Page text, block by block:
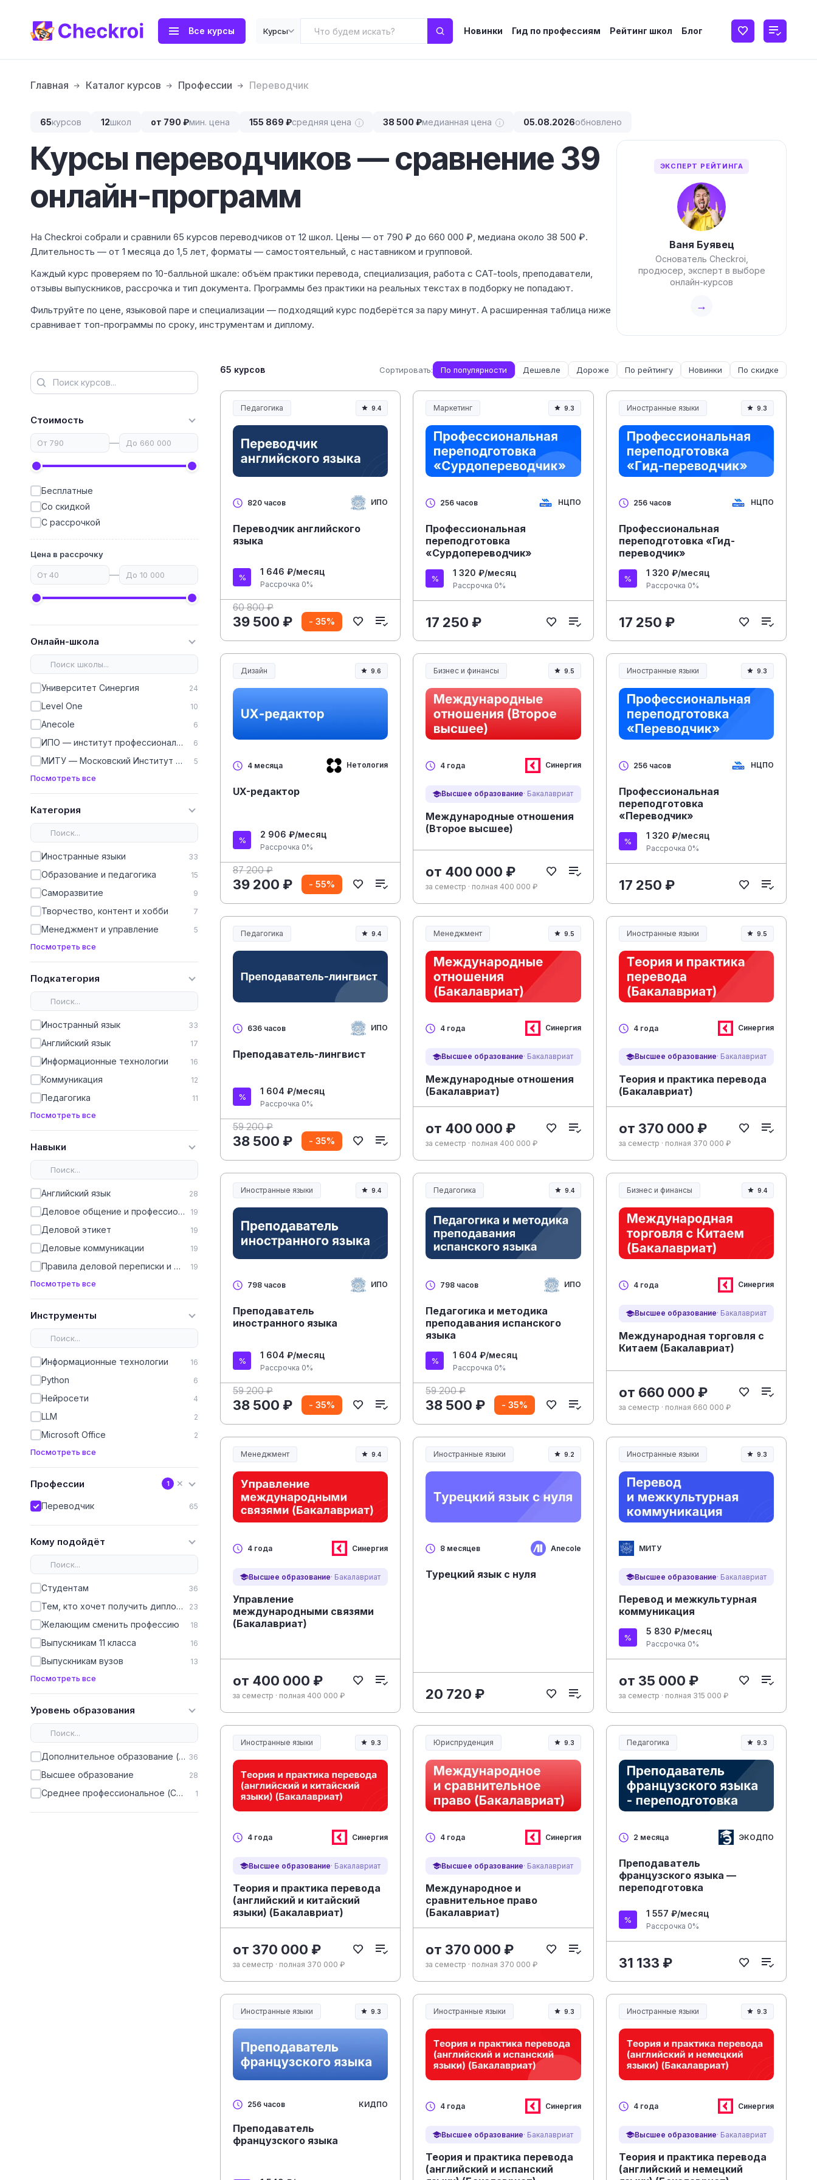
Все курсы Курсы Новинки Гид по профессиям Рейтинг школ Блог
Главная Каталог курсов Профессии Переводчик
65курсов 12школ от 790 ₽мин. цена 155 869 ₽средняя цена 38 500 ₽медианная цена 05.08.2026обновлено
Курсы переводчиков — сравнение 39
онлайн-программ
На Checkroi собрали и сравнили 65 курсов переводчиков от 12 школ. Цены — от 790 ₽ до 660 000 ₽, медиана около 38 500 ₽.
Длительность — от 1 месяца до 1,5 лет, форматы — самостоятельный, с наставником и групповой.
Каждый курс проверяем по 10-балльной шкале: объём практики перевода, специализация, работа с CAT-tools, преподаватели,
отзывы выпускников, рассрочка и тип документа. Программы без практики на реальных текстах в подборку не попадают.
Фильтруйте по цене, языковой паре и специализации — подходящий курс подберётся за пару минут. А расширенная таблица ниже
сравнивает топ-программы по сроку, инструментам и диплому.
ЭКСПЕРТ РЕЙТИНГА
Ваня Буявец
Основатель Checkroi,
продюсер, эксперт в выборе
онлайн-курсов
→
Стоимость
—
Бесплатные
Со скидкой
С рассрочкой
Цена в рассрочку
—
Онлайн-школа
Университет Синергия 24
Level One 10
Anecole 6
ИПО — институт профессионального образования 6
МИТУ — Московский Институт Технологий и Управления 5
Посмотреть все
Категория
Иностранные языки 33
Образование и педагогика 15
Саморазвитие 9
Творчество, контент и хобби 7
Менеджмент и управление 5
Посмотреть все
Подкатегория
Иностранный язык 33
Английский язык 17
Информационные технологии 16
Коммуникация 12
Педагогика 11
Посмотреть все
Навыки
Английский язык 28
Деловое общение и профессиональная этика 19
Деловой этикет 19
Деловые коммуникации 19
Правила деловой переписки и делового общения 19
Посмотреть все
Инструменты
Информационные технологии 16
Python 6
Нейросети 4
LLM 2
Microsoft Office 2
Посмотреть все
Профессии 1 ✕
Переводчик 65
Кому подойдёт
Студентам 36
Тем, кто хочет получить диплом, чтобы работать официально 23
Желающим сменить профессию 18
Выпускникам 11 класса 16
Выпускникам вузов 13
Посмотреть все
Уровень образования
Дополнительное образование (ДПО) 36
Высшее образование 28
Среднее профессиональное (СПО) 1
65 курсов Сортировать: По популярности Дешевле Дороже По рейтингу Новинки По скидке
Педагогика
Образование и педагогика
9.4
820 часов ИПО
Переводчик английского
языка
1 646 ₽/месяц
Рассрочка 0%
60 800 ₽
39 500 ₽ - 35%
Маркетинг 9.3
256 часов НЦПО
Профессиональная
переподготовка
«Сурдопереводчик»
1 320 ₽/месяц
Рассрочка 0%
17 250 ₽
Иностранные языки 9.3
256 часов НЦПО
Профессиональная
переподготовка «Гид-
переводчик»
1 320 ₽/месяц
Рассрочка 0%
17 250 ₽
Дизайн 9.6
4 месяца Нетология
UX-редактор
2 906 ₽/месяц
Рассрочка 0%
87 200 ₽
39 200 ₽ - 55%
Бизнес и финансы 9.5
4 года Синергия
Высшее образование· Бакалавриат
Международные отношения
(Второе высшее)
от 400 000 ₽
за семестр · полная 400 000 ₽
Иностранные языки 9.3
256 часов НЦПО
Профессиональная
переподготовка
«Переводчик»
1 320 ₽/месяц
Рассрочка 0%
17 250 ₽
Педагогика
Образование и педагогика
9.4
636 часов ИПО
Преподаватель-лингвист
1 604 ₽/месяц
Рассрочка 0%
59 200 ₽
38 500 ₽ - 35%
Менеджмент
Менеджмент и управление
9.5
4 года Синергия
Высшее образование· Бакалавриат
Международные отношения
(Бакалавриат)
от 400 000 ₽
за семестр · полная 400 000 ₽
Иностранные языки 9.5
4 года Синергия
Высшее образование· Бакалавриат
Теория и практика перевода
(Бакалавриат)
от 370 000 ₽
за семестр · полная 370 000 ₽
Иностранные языки 9.4
798 часов ИПО
Преподаватель
иностранного языка
1 604 ₽/месяц
Рассрочка 0%
59 200 ₽
38 500 ₽ - 35%
Педагогика
Образование и педагогика
9.4
798 часов ИПО
Педагогика и методика
преподавания испанского
языка
1 604 ₽/месяц
Рассрочка 0%
59 200 ₽
38 500 ₽ - 35%
Бизнес и финансы 9.4
4 года Синергия
Высшее образование· Бакалавриат
Международная торговля с
Китаем (Бакалавриат)
от 660 000 ₽
за семестр · полная 660 000 ₽
Менеджмент
Менеджмент и управление
9.4
4 года Синергия
Высшее образование· Бакалавриат
Управление
международными связями
(Бакалавриат)
от 400 000 ₽
за семестр · полная 400 000 ₽
Иностранные языки 9.2
8 месяцев Anecole
Турецкий язык с нуля
20 720 ₽
Иностранные языки 9.3
МИТУ
Высшее образование· Бакалавриат
Перевод и межкультурная
коммуникация
5 830 ₽/месяц
Рассрочка 0%
от 35 000 ₽
за семестр · полная 315 000 ₽
Иностранные языки 9.3
4 года Синергия
Высшее образование· Бакалавриат
Теория и практика перевода
(английский и китайский
языки) (Бакалавриат)
от 370 000 ₽
за семестр · полная 370 000 ₽
Юриспруденция
Юриспруденция и право
9.3
4 года Синергия
Высшее образование· Бакалавриат
Международное и
сравнительное право
(Бакалавриат)
от 370 000 ₽
за семестр · полная 370 000 ₽
Педагогика
Образование и педагогика
9.3
2 месяца ЭКОДПО
Преподаватель
французского языка —
переподготовка
1 557 ₽/месяц
Рассрочка 0%
31 133 ₽
Иностранные языки 9.3
256 часов КИДПО
Преподаватель
французского языка
Иностранные языки 9.3
4 года Синергия
Высшее образование· Бакалавриат
Теория и практика перевода
(английский и испанский
Иностранные языки 9.3
4 года Синергия
Высшее образование· Бакалавриат
Теория и практика перевода
(английский и немецкий